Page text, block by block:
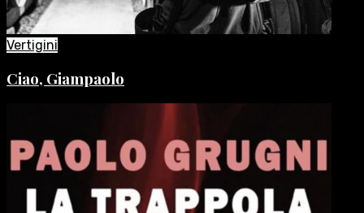
Vertigini
Ciao, Giampaolo